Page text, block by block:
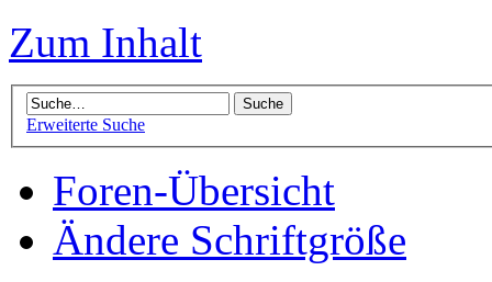
Zum Inhalt
Erweiterte Suche
Foren-Übersicht
Ändere Schriftgröße